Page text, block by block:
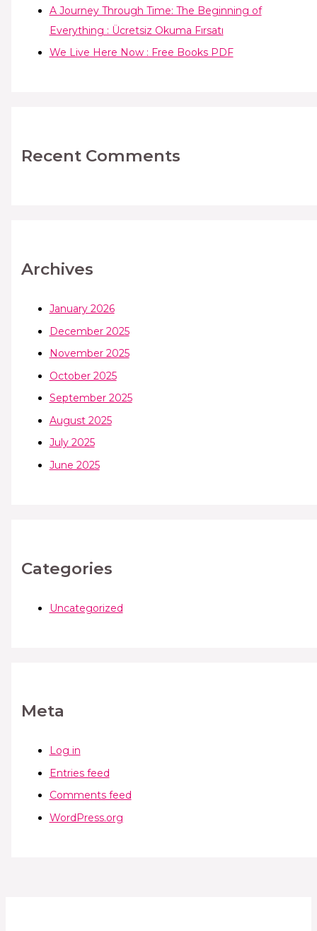
A Journey Through Time: The Beginning of
Everything : Ücretsiz Okuma Fırsatı
We Live Here Now : Free Books PDF
Recent Comments
Archives
January 2026
December 2025
November 2025
October 2025
September 2025
August 2025
July 2025
June 2025
Categories
Uncategorized
Meta
Log in
Entries feed
Comments feed
WordPress.org